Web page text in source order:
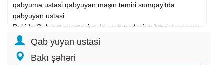
qabyuma ustasi qabyuyan maşın təmiri sumqayitda
qabyuyan ustasi
Bakida Qabyuyan ustasi qabyuyan usdasi qabyuyan maşın
təmiri
Baki ve Sumqayitda fealiyyet gosteririk.
Qab yuyan ustasi
Bakı şəhəri